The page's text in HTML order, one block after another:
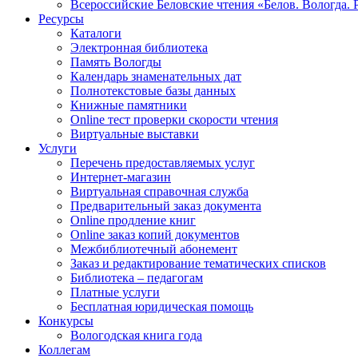
Всероссийские Беловские чтения «Белов. Вологда.
Ресурсы
Каталоги
Электронная библиотека
Память Вологды
Календарь знаменательных дат
Полнотекстовые базы данных
Книжные памятники
Online тест проверки скорости чтения
Виртуальные выставки
Услуги
Перечень предоставляемых услуг
Интернет-магазин
Виртуальная справочная служба
Предварительный заказ документа
Online продление книг
Online заказ копий документов
Межбиблиотечный абонемент
Заказ и редактирование тематических списков
Библиотека – педагогам
Платные услуги
Бесплатная юридическая помощь
Конкурсы
Вологодская книга года
Коллегам